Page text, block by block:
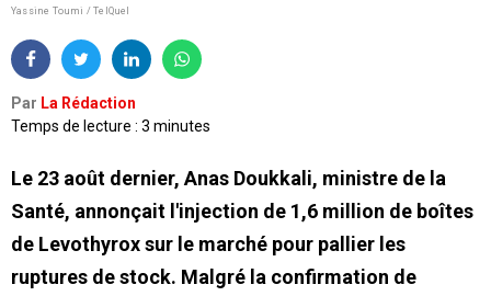
Yassine Toumi / TelQuel
Par La Rédaction
Temps de lecture : 3 minutes
Le 23 août dernier, Anas Doukkali, ministre de la
Santé, annonçait l'injection de 1,6 million de boîtes
de Levothyrox sur le marché pour pallier les
ruptures de stock. Malgré la confirmation de